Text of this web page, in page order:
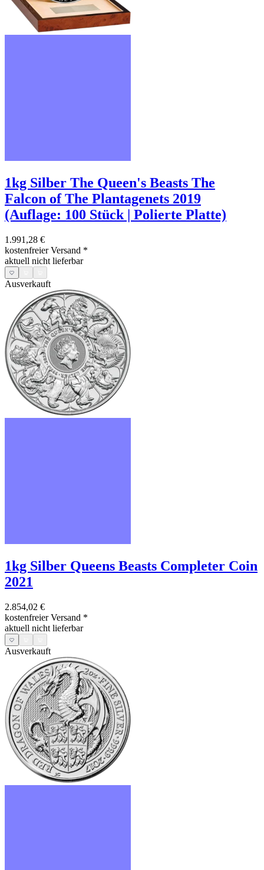
1kg Silber The Queen's Beasts The
Falcon of The Plantagenets 2019
(Auflage: 100 Stück | Polierte Platte)
1.991,28 €
kostenfreier Versand *
aktuell nicht lieferbar
Ausverkauft
1kg Silber Queens Beasts Completer Coin
2021
2.854,02 €
kostenfreier Versand *
aktuell nicht lieferbar
Ausverkauft